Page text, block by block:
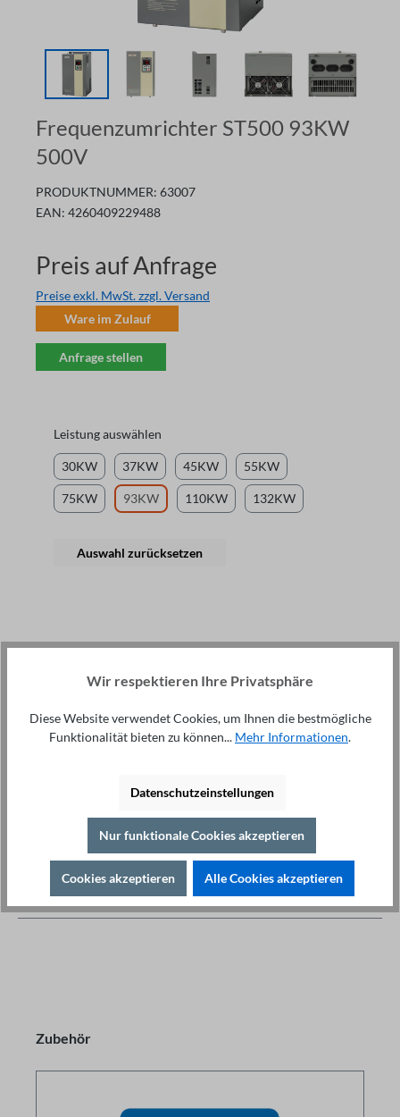
Frequenzumrichter ST500 93KW
500V
PRODUKTNUMMER: 63007
EAN: 4260409229488
Preis auf Anfrage
Preise exkl. MwSt. zzgl. Versand
Ware im Zulauf
Anfrage stellen
Leistung auswählen
30KW 37KW 45KW 55KW
75KW 93KW 110KW 132KW
Auswahl zurücksetzen
Details
Highlights Leistung: 93 kW Eingangsstrom: 151.8 A
Ausgangsstrom: 147.0 A Eingangsfrequenzbereich: 50Hz
/ 60Hz (± 5%) Spann…Mehr
Downloads
Zubehör
Zubehör
Wir respektieren Ihre Privatsphäre
Diese Website verwendet Cookies, um Ihnen die bestmögliche
Funktionalität bieten zu können... Mehr Informationen.
Datenschutzeinstellungen
Nur funktionale Cookies akzeptieren
Cookies akzeptieren Alle Cookies akzeptieren